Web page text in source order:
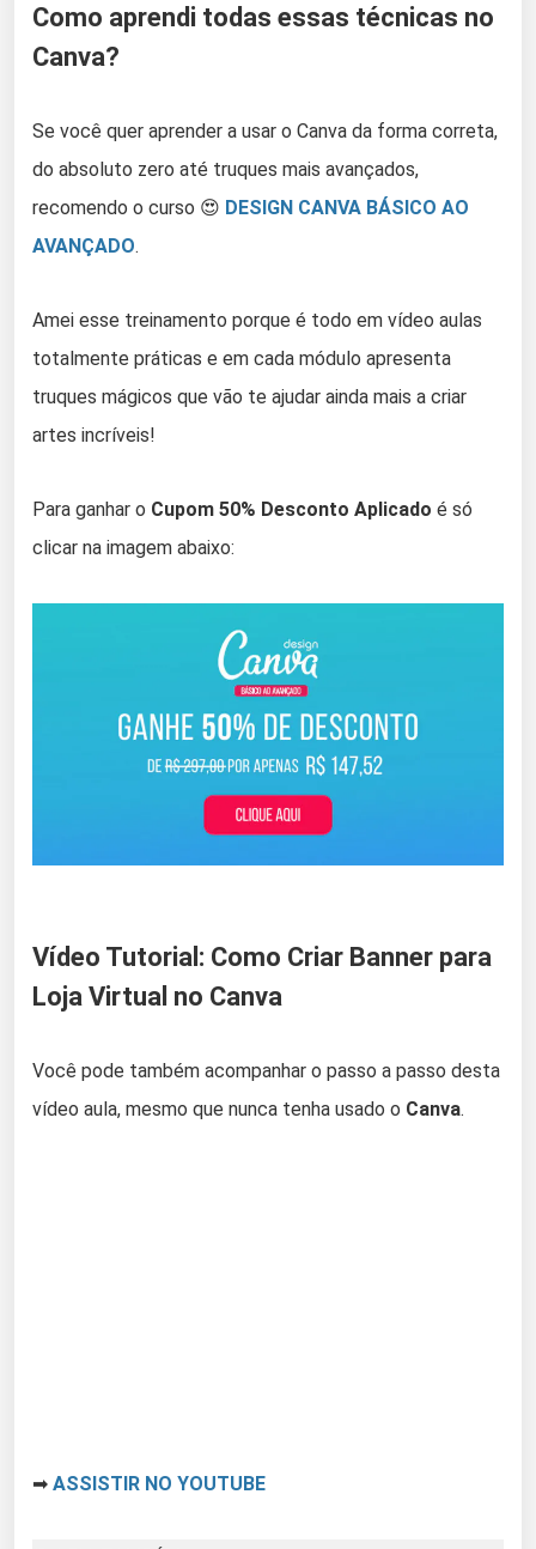
Como aprendi todas essas técnicas no
Canva?
Se você quer aprender a usar o Canva da forma correta,
do absoluto zero até truques mais avançados,
recomendo o curso 😍 DESIGN CANVA BÁSICO AO
AVANÇADO.
Amei esse treinamento porque é todo em vídeo aulas
totalmente práticas e em cada módulo apresenta
truques mágicos que vão te ajudar ainda mais a criar
artes incríveis!
Para ganhar o Cupom 50% Desconto Aplicado é só
clicar na imagem abaixo:
Vídeo Tutorial: Como Criar Banner para
Loja Virtual no Canva
Você pode também acompanhar o passo a passo desta
vídeo aula, mesmo que nunca tenha usado o Canva.
➡ ASSISTIR NO YOUTUBE